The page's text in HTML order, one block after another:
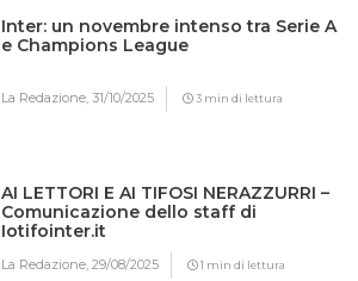
Inter: un novembre intenso tra Serie A
e Champions League
La Redazione,31/10/2025 3 min di lettura
AI LETTORI E AI TIFOSI NERAZZURRI –
Comunicazione dello staff di
Iotifointer.it
La Redazione,29/08/2025 1 min di lettura